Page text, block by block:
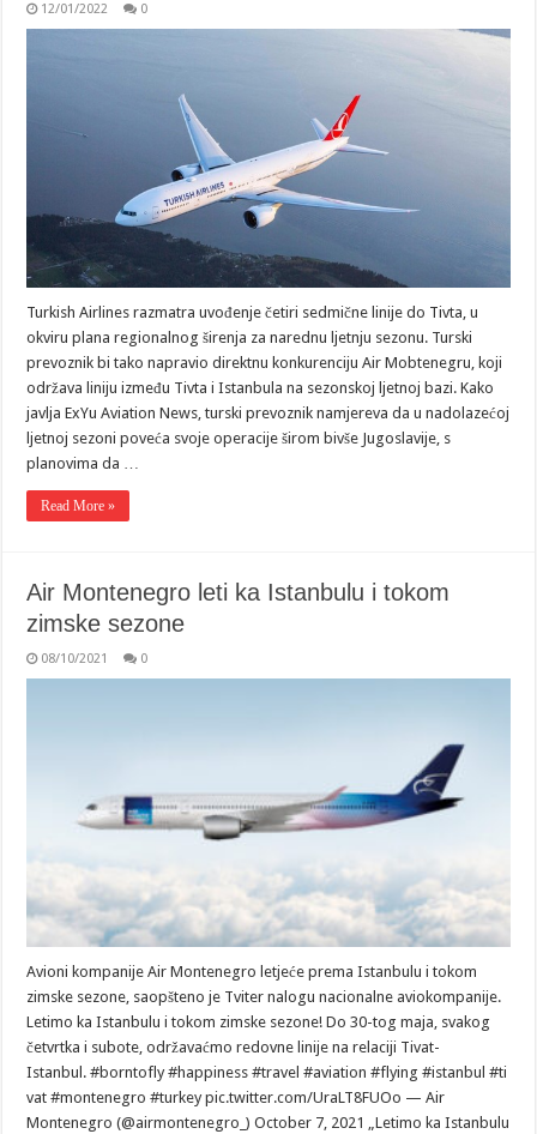
12/01/2022 0
Turkish Airlines razmatra uvođenje četiri sedmične linije do Tivta, u
okviru plana regionalnog širenja za narednu ljetnju sezonu. Turski
prevoznik bi tako napravio direktnu konkurenciju Air Mobtenegru, koji
održava liniju između Tivta i Istanbula na sezonskoj ljetnoj bazi. Kako
javlja ExYu Aviation News, turski prevoznik namjereva da u nadolazećoj
ljetnoj sezoni poveća svoje operacije širom bivše Jugoslavije, s
planovima da …
Read More »
Air Montenegro leti ka Istanbulu i tokom
zimske sezone
08/10/2021 0
Avioni kompanije Air Montenegro letjeće prema Istanbulu i tokom
zimske sezone, saopšteno je Tviter nalogu nacionalne aviokompanije.
Letimo ka Istanbulu i tokom zimske sezone! Do 30-tog maja, svakog
četvrtka i subote, održavaćmo redovne linije na relaciji Tivat-
Istanbul. #borntofly #happiness #travel #aviation #flying #istanbul #ti
vat #montenegro #turkey pic.twitter.com/UraLT8FUOo — Air
Montenegro (@airmontenegro_) October 7, 2021 „Letimo ka Istanbulu